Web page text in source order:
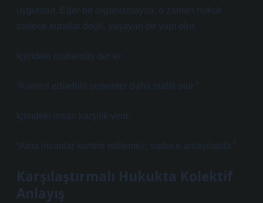
uygundur. Eğer bir organizmaysa, o zaman hukuk
sadece kurallar değil, yaşayan bir yapı olur.
İçimdeki mühendis der ki:
“Kontrol edilebilir sistemler daha stabil olur.”
İçimdeki insan karşılık verir:
“Ama insanlar kontrol edilemez, sadece anlaşılabilir.”
Karşılaştırmalı Hukukta Kolektif
Anlayış